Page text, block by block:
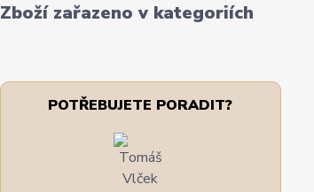
Zboží zařazeno v kategoriích
POTŘEBUJETE PORADIT?